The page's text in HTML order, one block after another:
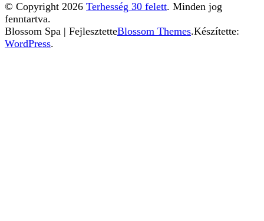
© Copyright 2026 Terhesség 30 felett. Minden jog
fenntartva.
Blossom Spa | FejlesztetteBlossom Themes.Készítette:
WordPress.